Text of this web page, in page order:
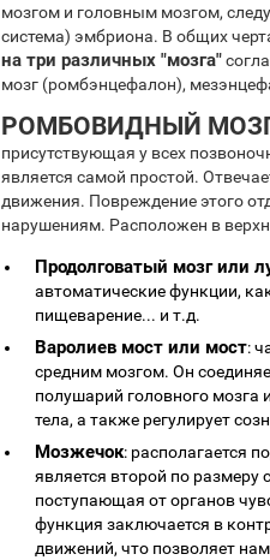
мозгом и головным мозгом,
система) эмбриона. В общих
на три различных "мозга"
мозг (ромбэнцефалон),
РОМБОВИДНЫЙ
присутствующая у всех
является самой простой.
движения. Повреждение этого
нарушениям. Расположен в
Продолговатый мозг или
автоматические функции,
пищеварение... и т.д.
Варолиев мост или мост:
средним мозгом. Он
полушарий головного
тела, а также регулирует
Мозжечок: располагается
является второй по размеру
поступающая от органов
функция заключается в
движений, что позволяет